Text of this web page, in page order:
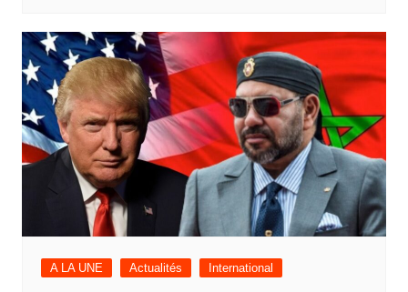
A LA UNE Actualités International